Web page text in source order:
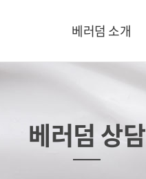
베러덤 소개
베러덤 상담